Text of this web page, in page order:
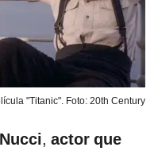
"Titanic". Foto: 20th Century
, actor que